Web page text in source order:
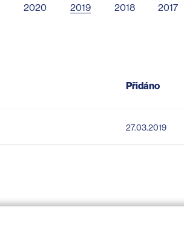
2020 2019 2018 2017
Přidáno
27.03.2019